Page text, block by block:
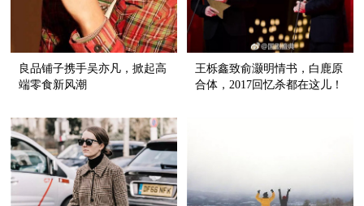
良品铺子携手吴亦凡，掀起高
端零食新风潮
王栎鑫致俞灏明情书，白鹿原
合体，2017回忆杀都在这儿！